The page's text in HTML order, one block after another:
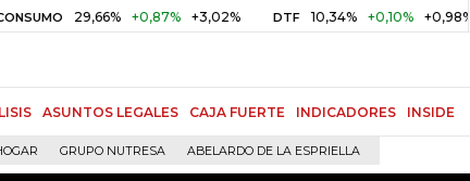
29,66% +0,87% +3,02% DTF 10,34% +0,10% +0,98% UVR
ASUNTOS LEGALES CAJA FUERTE INDICADORES INSIDE
GRUPO NUTRESA ABELARDO DE LA ESPRIELLA